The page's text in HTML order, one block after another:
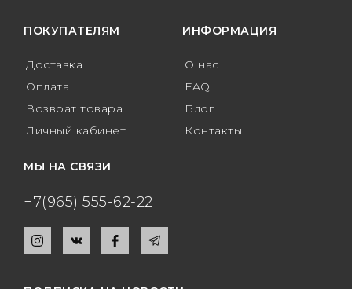
ПОКУПАТЕЛЯМ
Доставка
Оплата
Возврат товара
Личный кабинет
ИНФОРМАЦИЯ
О нас
FAQ
Блог
Контакты
МЫ НА СВЯЗИ
+7(965) 555-62-22